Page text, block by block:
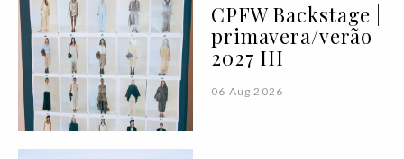
CPFW Backstage |
primavera/verão
2027 III
06 Aug 2026